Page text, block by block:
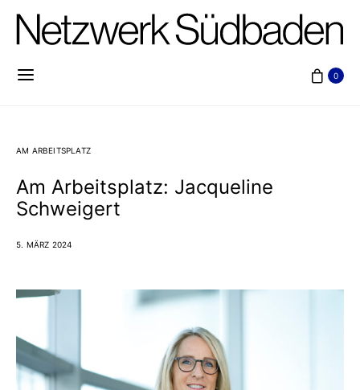
0
AM ARBEITSPLATZ
Am Arbeitsplatz: Jacqueline
Schweigert
5. MÄRZ 2024